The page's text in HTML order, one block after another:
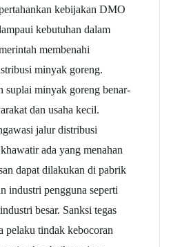
kebijakan DMO
kebutuhan dalam
membenahi
minyak goreng.
suplai minyak goreng benar-
dan usaha kecil.
jalur distribusi
ada yang menahan
dapat dilakukan di pabrik
industri pengguna seperti
besar. Sanksi tegas
pelaku tindak kebocoran